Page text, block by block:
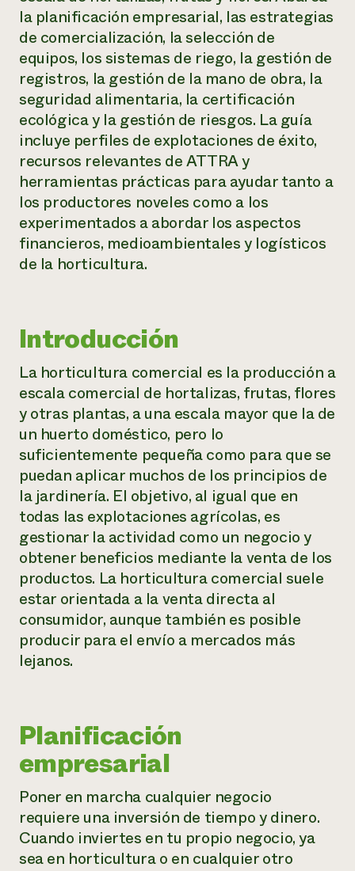
un
Llame a la
directa de
1-800-346-
la planificación empresarial, las estrategias
de comercialización, la selección de
equipos, los sistemas de riego, la gestión de
registros, la gestión de la mano de obra, la
seguridad alimentaria, la certificación
ecológica y la gestión de riesgos. La guía
incluye perfiles de explotaciones de éxito,
recursos relevantes de ATTRA y
herramientas prácticas para ayudar tanto a
los productores noveles como a los
experimentados a abordar los aspectos
financieros, medioambientales y logísticos
de la horticultura.
Introducción
La horticultura comercial es la producción a
escala comercial de hortalizas, frutas, flores
y otras plantas, a una escala mayor que la de
un huerto doméstico, pero lo
suficientemente pequeña como para que se
puedan aplicar muchos de los principios de
la jardinería. El objetivo, al igual que en
todas las explotaciones agrícolas, es
gestionar la actividad como un negocio y
obtener beneficios mediante la venta de los
productos. La horticultura comercial suele
estar orientada a la venta directa al
consumidor, aunque también es posible
producir para el envío a mercados más
lejanos.
Planificación
empresarial
Poner en marcha cualquier negocio
requiere una inversión de tiempo y dinero.
Cuando inviertes en tu propio negocio, ya
sea en horticultura o en cualquier otro